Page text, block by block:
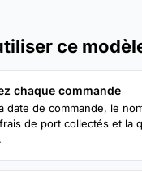
ce
chaque commande
date de commande, le
de port collectés et la